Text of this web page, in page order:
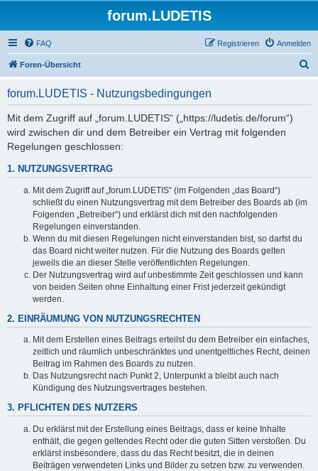
forum.LUDETIS
FAQ Anmelden
Registrieren
Foren-Übersicht
forum.LUDETIS - Nutzungsbedingungen
Mit dem Zugriff auf „forum.LUDETIS“ („https://ludetis.de/forum“)
wird zwischen dir und dem Betreiber ein Vertrag mit folgenden
Regelungen geschlossen:
1. NUTZUNGSVERTRAG
Mit dem Zugriff auf „forum.LUDETIS“ (im Folgenden „das Board“)
schließt du einen Nutzungsvertrag mit dem Betreiber des Boards ab (im
Folgenden „Betreiber“) und erklärst dich mit den nachfolgenden
Regelungen einverstanden.
Wenn du mit diesen Regelungen nicht einverstanden bist, so darfst du
das Board nicht weiter nutzen. Für die Nutzung des Boards gelten
jeweils die an dieser Stelle veröffentlichten Regelungen.
Der Nutzungsvertrag wird auf unbestimmte Zeit geschlossen und kann
von beiden Seiten ohne Einhaltung einer Frist jederzeit gekündigt
werden.
2. EINRÄUMUNG VON NUTZUNGSRECHTEN
Mit dem Erstellen eines Beitrags erteilst du dem Betreiber ein einfaches,
zeitlich und räumlich unbeschränktes und unentgeltliches Recht, deinen
Beitrag im Rahmen des Boards zu nutzen.
Das Nutzungsrecht nach Punkt 2, Unterpunkt a bleibt auch nach
Kündigung des Nutzungsvertrages bestehen.
3. PFLICHTEN DES NUTZERS
Du erklärst mit der Erstellung eines Beitrags, dass er keine Inhalte
enthält, die gegen geltendes Recht oder die guten Sitten verstoßen. Du
erklärst insbesondere, dass du das Recht besitzt, die in deinen
Beiträgen verwendeten Links und Bilder zu setzen bzw. zu verwenden.